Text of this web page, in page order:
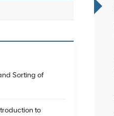
Sorting of
to